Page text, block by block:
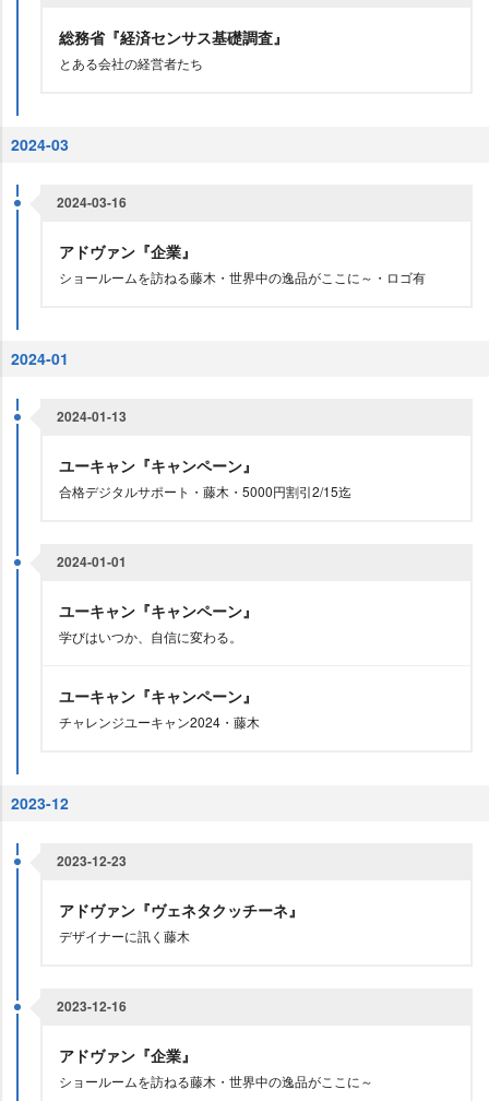
総務省『経済センサス基礎調査』
とある会社の経営者たち
2024-03
2024-03-16
アドヴァン『企業』
ショールームを訪ねる藤木・世界中の逸品がここに～・ロゴ有
2024-01
2024-01-13
ユーキャン『キャンペーン』
合格デジタルサポート・藤木・5000円割引2/15迄
2024-01-01
ユーキャン『キャンペーン』
学びはいつか、自信に変わる。
ユーキャン『キャンペーン』
チャレンジユーキャン2024・藤木
2023-12
2023-12-23
アドヴァン『ヴェネタクッチーネ』
デザイナーに訊く藤木
2023-12-16
アドヴァン『企業』
ショールームを訪ねる藤木・世界中の逸品がここに～